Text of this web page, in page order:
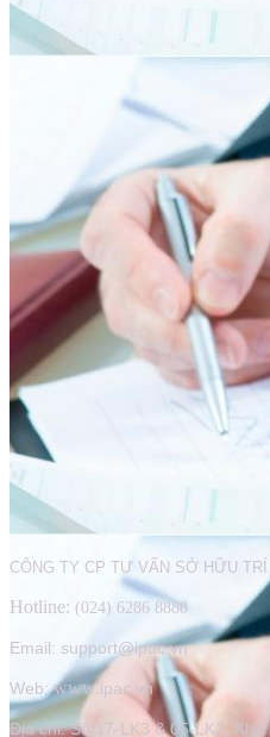
CÔNG TY CP TƯ VẤN SỞ HỮU
Hotline: (024) 6286 8888
Email: support@ipac.vn
Web:www.ipac.vn
Địa chỉ:Số 17-LK3 & 05-LK2,